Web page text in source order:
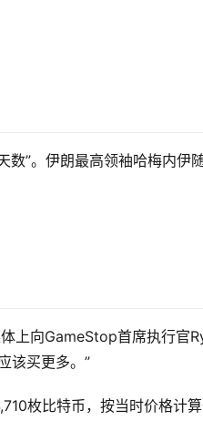
数”。伊朗最高领袖哈梅内伊
上向GameStop首席执行官
该买更多。”
枚比特币，按当时价格计